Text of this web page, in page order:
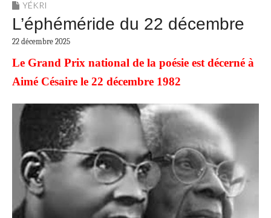
YÉKRI
L’éphéméride du 22 décembre
22 décembre 2025
Le Grand Prix national de la poésie est décerné à
Aimé Césaire le 22 décembre 1982